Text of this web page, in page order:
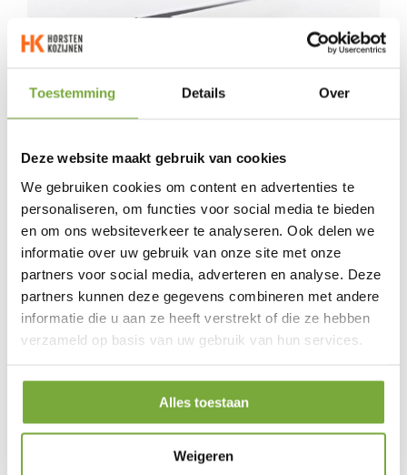
Toestemming Details Over
Deze website maakt gebruik van cookies
We gebruiken cookies om content en advertenties te
personaliseren, om functies voor social media te bieden
en om ons websiteverkeer te analyseren. Ook delen we
informatie over uw gebruik van onze site met onze
partners voor social media, adverteren en analyse. Deze
partners kunnen deze gegevens combineren met andere
informatie die u aan ze heeft verstrekt of die ze hebben
verzameld op basis van uw gebruik van hun services.
Alles toestaan
Weigeren
Rooster
Inzethor